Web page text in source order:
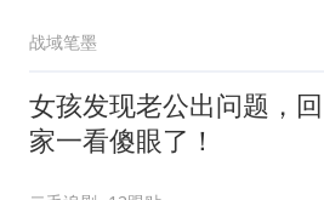
战域笔墨
女孩发现老公出问题，回
家一看傻眼了！